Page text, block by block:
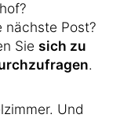
nächste Post?
Sie sich zu
.
Und